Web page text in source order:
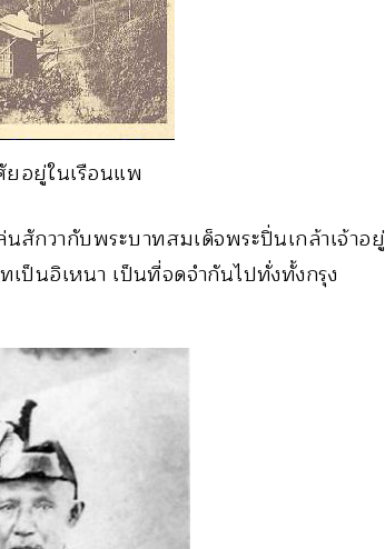
อยู่ในเรือนแพ
สักวากับพระบาทสมเด็จพระปิ่นเกล้าเจ้าอยู่
ป็นอิเหนา เป็นที่จดจำกันไปทั่งทั้งกรุง